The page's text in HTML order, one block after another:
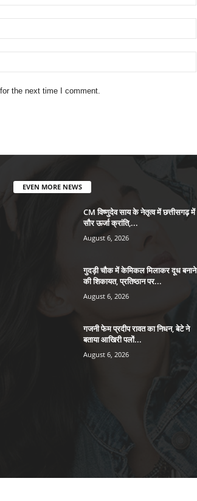
the next time I comment.
EVEN MORE NEWS
CM विष्णुदेव साय के नेतृत्व में छत्तीसगढ़ में
सौर ऊर्जा क्रांति,...
August 6, 2026
गुदड़ी चौक में केमिकल मिलाकर दूध बनाने
की शिकायत, प्रतिष्ठान पर...
August 6, 2026
गजनी फेम प्रदीप रावत का निधन, बेटे ने
बताया आखिरी पलों...
August 6, 2026